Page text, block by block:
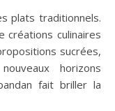
plats traditionnels.
créations culinaires
sucrées,
horizons
fait briller la